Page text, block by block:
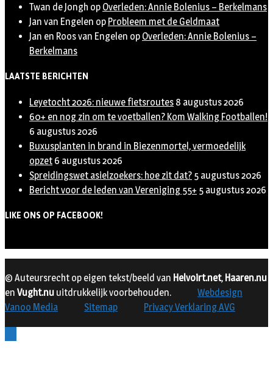
Twan de Jongh op Overleden: Annie Bolenius – Berkelmans
Jan van Engelen op Probleem met de Geldmaat
Jan en Roos van Engelen op Overleden: Annie Bolenius –
Berkelmans
LAATSTE BERICHTEN
Leyetocht 2026: nieuwe fietsroutes 8 augustus 2026
60+ en nog zin om te voetballen? Kom Walking Footballen!
6 augustus 2026
Buxusplanten in brand in Biezenmortel, vermoedelijk
opzet 6 augustus 2026
Spreidingswet asielzoekers: hoe zit dat? 5 augustus 2026
Bericht voor de leden van Vereniging 55+ 5 augustus 2026
LIKE ONS OP FACEBOOK!
© Auteursrecht op eigen tekst/beeld van Helvoirt.net, Haaren.nu
en Vught.nu uitdrukkelijk voorbehouden.
Webdesign
Vanoo Media
Sitemap Privacy Verklaring AVG